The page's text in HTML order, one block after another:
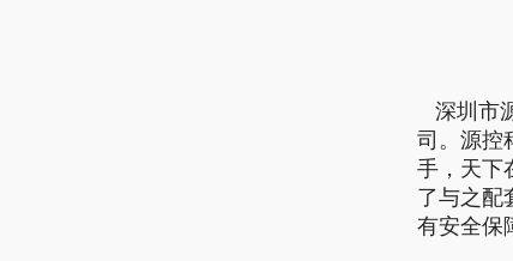
深圳市
司。源控
手，天下
了与之配
有安全保